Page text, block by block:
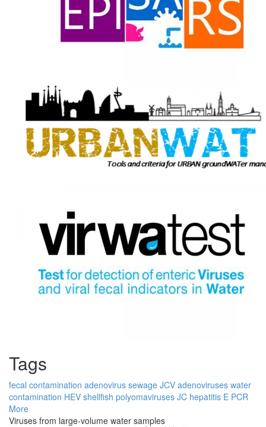
Tags
fecal contamination adenovirus sewage JCV adenoviruses water
contamination HEV shellfish polyomaviruses JC hepatitis E PCR
More
Viruses from large-volume water samples